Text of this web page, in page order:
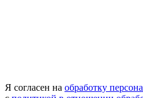
Я согласен на обработку